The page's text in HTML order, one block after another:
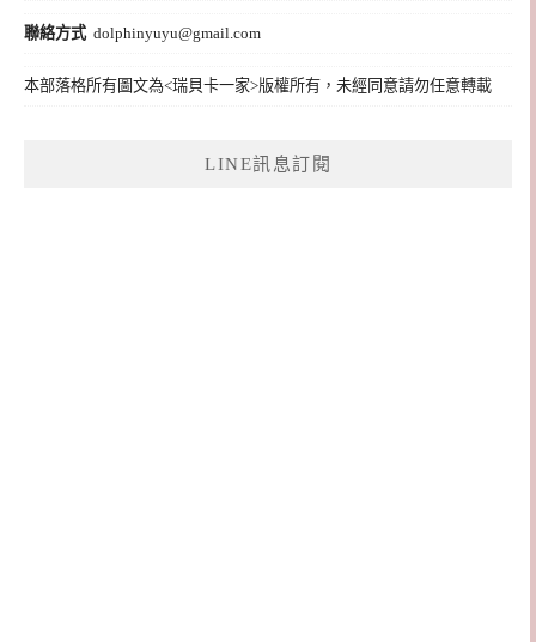
聯絡方式 dolphinyuyu@gmail.com
本部落格所有圖文為<瑞貝卡一家>版權所有，未經同意請勿任意轉載
LINE訊息訂閱